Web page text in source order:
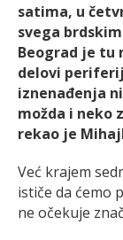
satima, u
svega
Beograd je tu
delovi
iznenađenja
možda i neko
rekao je
Već krajem
ističe da ćemo
ne očekuje